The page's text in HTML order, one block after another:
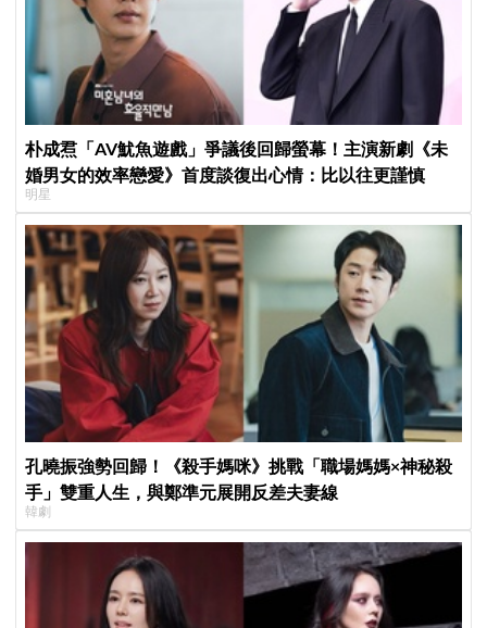
朴成焄「AV魷魚遊戲」爭議後回歸螢幕！主演新劇《未
婚男女的效率戀愛》首度談復出心情：比以往更謹慎
明星
孔曉振強勢回歸！《殺手媽咪》挑戰「職場媽媽×神秘殺
手」雙重人生，與鄭準元展開反差夫妻線
韓劇